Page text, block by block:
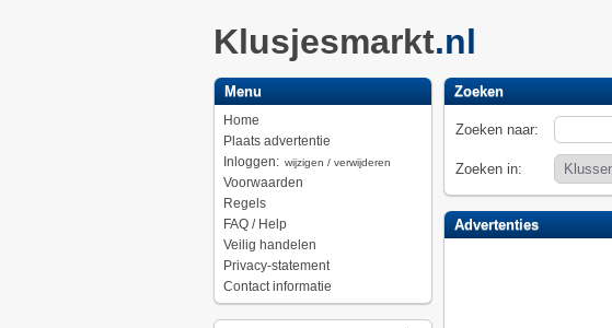
Klusjesmarkt.nl
Menu
Home
Plaats advertentie
Inloggen: wijzigen / verwijderen
Voorwaarden
Regels
FAQ / Help
Veilig handelen
Privacy-statement
Contact informatie
Zoeken
Zoeken naar:
Zoeken in:
Advertenties